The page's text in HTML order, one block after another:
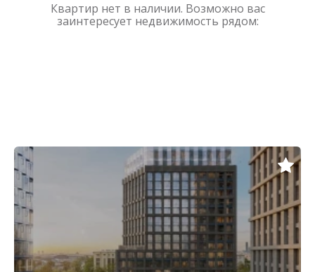
Квартир нет в наличии. Возможно вас
заинтересует недвижимость рядом: